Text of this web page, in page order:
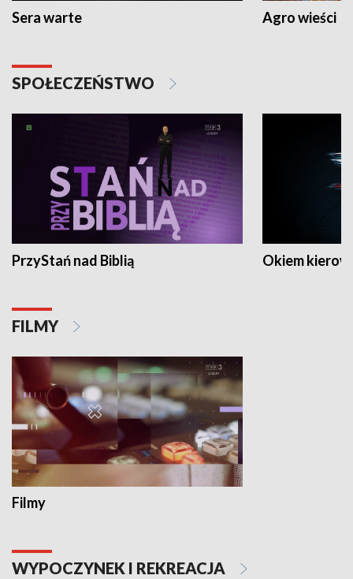
Sera warte Agro wieści
SPOŁECZEŃSTWO
PrzyStań nad Biblią Okiem
FILMY
Filmy
WYPOCZYNEK I REKREACJA